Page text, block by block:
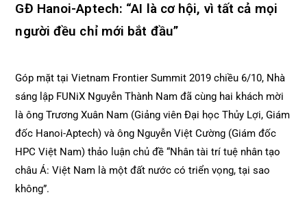
GĐ Hanoi-Aptech: “AI là cơ hội, vì tất cả mọi
người đều chỉ mới bắt đầu”
Góp mặt tại Vietnam Frontier Summit 2019 chiều 6/10, Nhà
sáng lập FUNiX Nguyễn Thành Nam đã cùng hai khách mời
là ông Trương Xuân Nam (Giảng viên Đại học Thủy Lợi, Giám
đốc Hanoi-Aptech) và ông Nguyễn Việt Cường (Giám đốc
HPC Việt Nam) thảo luận chủ đề “Nhân tài trí tuệ nhân tạo
châu Á: Việt Nam là một đất nước có triển vọng, tại sao
không”.